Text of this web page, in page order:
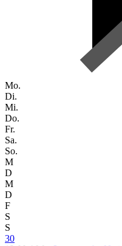
Mo.
Di.
Mi.
Do.
Fr.
Sa.
So.
M
D
M
D
F
S
S
30